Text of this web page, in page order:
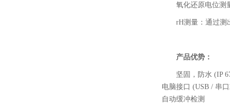
氧化还原电位测
rH测量：通过测
产品优势：
坚固，防水 (IP
电脑接口 (USB / 串
自动缓冲检测